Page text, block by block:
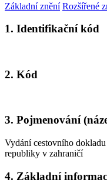
Základní znění Rozšířené
1. Identifikační kód
2. Kód
3. Pojmenování
Vydání cestovního
republiky v zahraničí
4. Základní